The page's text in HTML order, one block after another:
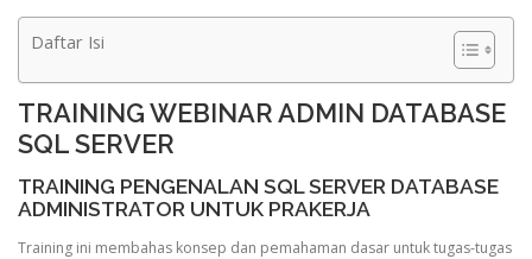
Daftar Isi
TRAINING WEBINAR ADMIN DATABASE
SQL SERVER
TRAINING PENGENALAN SQL SERVER DATABASE
ADMINISTRATOR UNTUK PRAKERJA
Training ini membahas konsep dan pemahaman dasar untuk tugas-tugas